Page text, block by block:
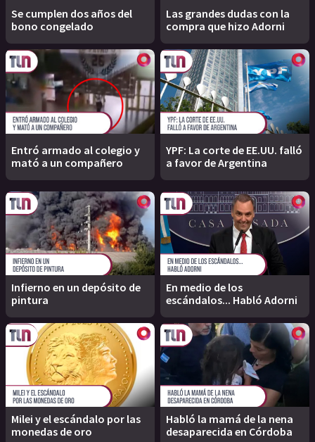
Se cumplen dos años del
bono congelado
Las grandes dudas con la
compra que hizo Adorni
Entró armado al colegio y
mató a un compañero
YPF: La corte de EE.UU. falló
a favor de Argentina
Infierno en un depósito de
pintura
En medio de los
escándalos... Habló Adorni
Milei y el escándalo por las
monedas de oro
Habló la mamá de la nena
desaparecida en Córdoba